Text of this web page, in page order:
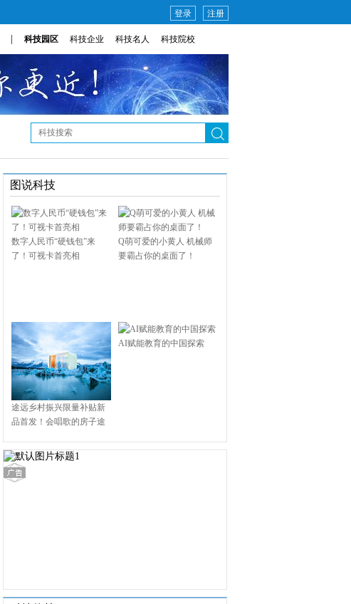
注册
登录
科技园区 科技企业 科技名人 科技院校
图说科技
数字人民币“硬钱包”来
了！可视卡首亮相
Q萌可爱的小黄人 机械师
要霸占你的桌面了！
途远乡村振兴限量补贴新
品首发！会唱歌的房子途
AI赋能教育的中国探索